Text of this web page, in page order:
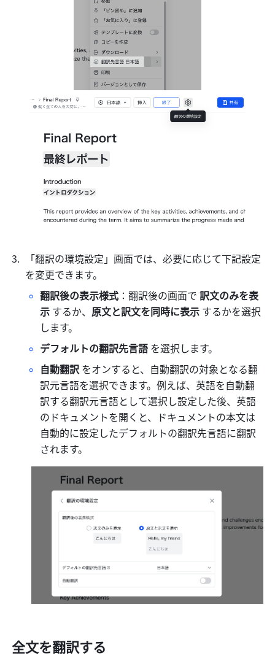
「翻訳の環境設定」画面では、必要に応じて下記設定
を変更できます。
翻訳後の表示様式 ：翻訳後の画面で 訳文のみを表
示 するか、 原文と訳文を同時に表示 するかを選択
します。
デフォルトの翻訳先言語 を選択します。
自動翻訳 をオンすると、自動翻訳の対象となる翻
訳元言語を選択できます。例えば、英語を自動翻
訳する翻訳元言語として選択し設定した後、英語
のドキュメントを開くと、ドキュメントの本文は
自動的に設定したデフォルトの翻訳先言語に翻訳
されます。
全文を翻訳する